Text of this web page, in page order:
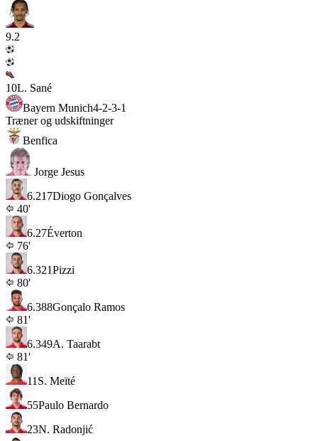
9.2
10L. Sané
Bayern Munich4-2-3-1
Træner og udskiftninger
Benfica
Jorge Jesus
6.217Diogo Gonçalves
40'
6.27Éverton
76'
6.321Pizzi
80'
6.388Gonçalo Ramos
81'
6.349A. Taarabt
81'
11 S. Meïté
55Paulo Bernardo
23N. Radonjić